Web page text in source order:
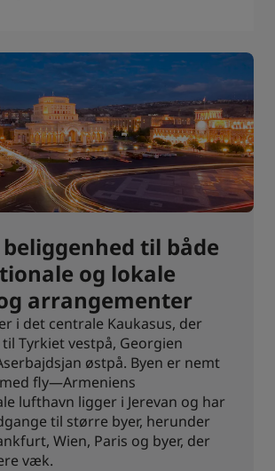
til både
og lokale
arrangementer
i det centrale Kaukasus, der
Tyrkiet vestpå, Georgien
østpå. Byen er nemt
fly—Armeniens
lufthavn ligger i Jerevan og har
til større byer, herunder
Wien, Paris og byer, der
væk.